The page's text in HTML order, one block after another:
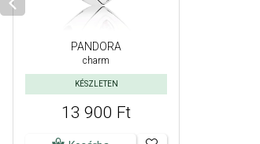
PANDORA
charm
KÉSZLETEN
13 900 Ft